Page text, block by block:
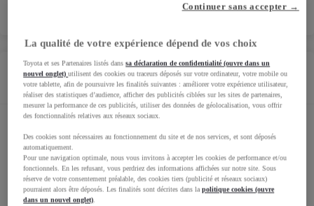
Horaires
Horaires Véhicules d'occasion
La qualité de votre expérience dépend de vos choix
Toyota et ses Partenaires listés danssa déclaration de confidentialité (ouvre dans un
nouvel onglet)utilisent des cookies ou traceurs déposés sur votre ordinateur, votre mobile ou
votre tablette, afin de poursuivre les finalités suivantes : améliorer votre expérience utilisateur,
réaliser des statistiques d’audience, afficher des publicités ciblées sur les sites de partenaires,
mesurer la performance de ces publicités, utiliser des données de géolocalisation, vous offrir
des fonctionnalités relatives aux réseaux sociaux.
Des cookies sont nécessaires au fonctionnement du site et de nos services, et sont déposés
automatiquement.
Pour une navigation optimale, nous vous invitons à accepter les cookies de performance et/ou
fonctionnels. En les refusant, vous perdriez des informations affichées sur notre site. Sous
réserve de votre consentement préalable, des cookies tiers (publicité et réseaux sociaux)
pourraient alors être déposés. Les finalités sont décrites dans lapolitique cookies (ouvre
dans un nouvel onglet).
Continuer sans accepter →